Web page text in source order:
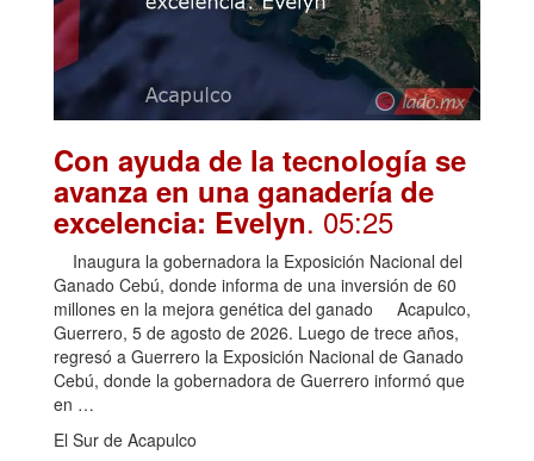
Con ayuda de la tecnología se
avanza en una ganadería de
excelencia: Evelyn. 05:25
Inaugura la gobernadora la Exposición Nacional del
Ganado Cebú, donde informa de una inversión de 60
millones en la mejora genética del ganado Acapulco,
Guerrero, 5 de agosto de 2026. Luego de trece años,
regresó a Guerrero la Exposición Nacional de Ganado
Cebú, donde la gobernadora de Guerrero informó que
en …
El Sur de Acapulco